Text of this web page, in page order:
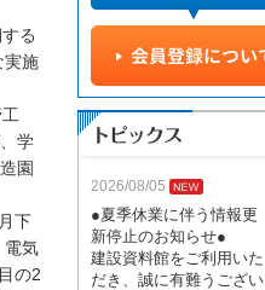
る
実施
学
園
下
電気
の2
2026/08/05
●夏季休業に伴う情報更
新停止のお知らせ●
建設資料館をご利用いた
だき、誠に有難うござい